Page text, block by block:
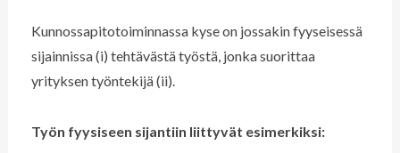
Kunnossapitotoiminnassa kyse on jossakin fyyseisessä
sijainnissa (i) tehtävästä työstä, jonka suorittaa
yrityksen työntekijä (ii).
Työn fyysiseen sijantiin liittyvät esimerkiksi: